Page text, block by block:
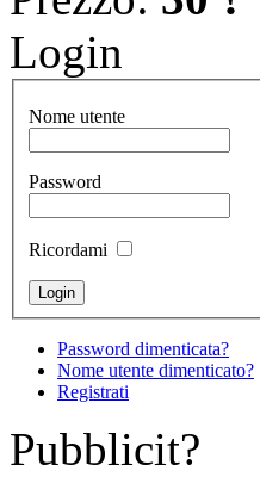
Login
Nome utente
Password
Ricordami
Password dimenticata?
Nome utente dimenticato?
Registrati
Pubblicit?